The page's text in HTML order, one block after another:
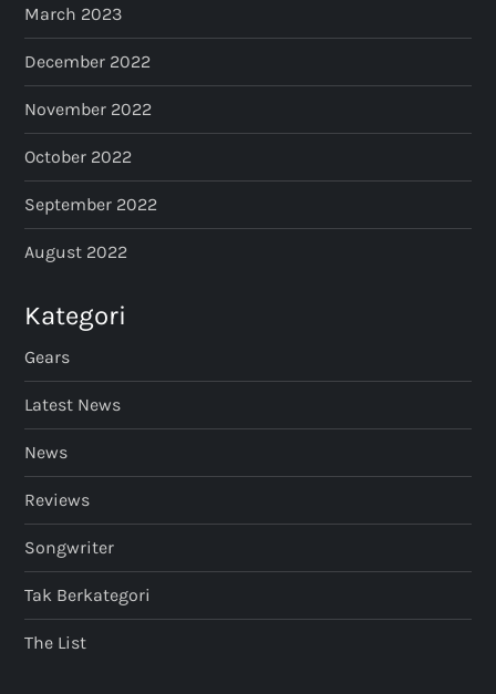
March 2023
December 2022
November 2022
October 2022
September 2022
August 2022
Kategori
Gears
Latest News
News
Reviews
Songwriter
Tak Berkategori
The List